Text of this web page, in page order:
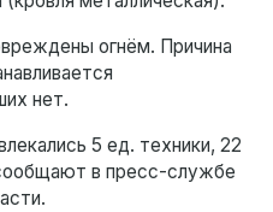
огнём. Причина
нет.
5 ед. техники, 22
в пресс-службе